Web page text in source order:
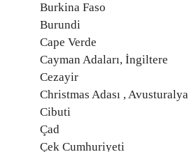
Burkina Faso
Burundi
Cape Verde
Cayman Adaları, İngiltere
Cezayir
Christmas Adası , Avusturalya
Cibuti
Çad
Çek Cumhuriyeti